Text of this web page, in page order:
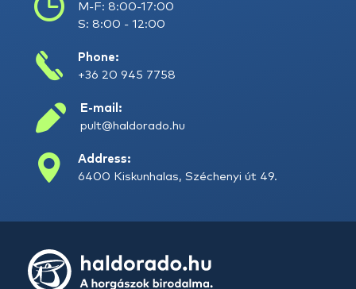
M-F: 8:00-17:00
S: 8:00 - 12:00
Phone:
+36 20 945 7758
E-mail:
pult@haldorado.hu
Address:
6400 Kiskunhalas, Széchenyi út 49.